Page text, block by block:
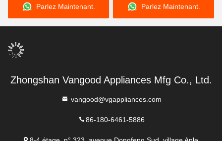
Parlez Maintenant.
chauffage central à gaz
Parlez Maintenant.
Zhongshan Vangood Appliances Mfg Co., Ltd.
vangood@vgappliances.com
86-180-6461-5886